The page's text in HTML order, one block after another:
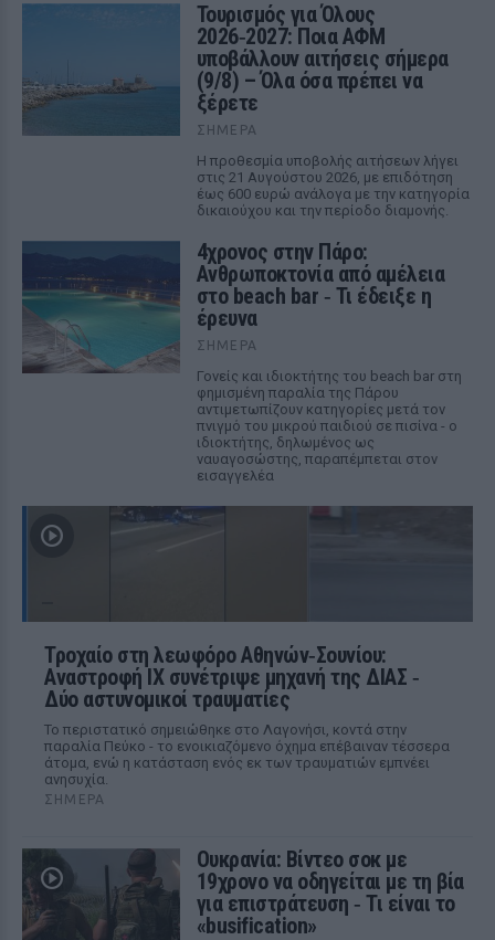
Τουρισμός για Όλους
2026‑2027: Ποια ΑΦΜ
υποβάλλουν αιτήσεις σήμερα
(9/8) – Όλα όσα πρέπει να
ξέρετε
ΣΉΜΕΡΑ
Η προθεσμία υποβολής αιτήσεων λήγει
στις 21 Αυγούστου 2026, με επιδότηση
έως 600 ευρώ ανάλογα με την κατηγορία
δικαιούχου και την περίοδο διαμονής.
4χρονος στην Πάρο:
Ανθρωποκτονία από αμέλεια
στο beach bar ‑ Τι έδειξε η
έρευνα
ΣΉΜΕΡΑ
Γονείς και ιδιοκτήτης του beach bar στη
φημισμένη παραλία της Πάρου
αντιμετωπίζουν κατηγορίες μετά τον
πνιγμό του μικρού παιδιού σε πισίνα - ο
ιδιοκτήτης, δηλωμένος ως
ναυαγοσώστης, παραπέμπεται στον
εισαγγελέα
Τροχαίο στη λεωφόρο Αθηνών‑Σουνίου:
Αναστροφή ΙΧ συνέτριψε μηχανή της ΔΙΑΣ ‑
Δύο αστυνομικοί τραυματίες
Το περιστατικό σημειώθηκε στο Λαγονήσι, κοντά στην
παραλία Πεύκο - το ενοικιαζόμενο όχημα επέβαιναν τέσσερα
άτομα, ενώ η κατάσταση ενός εκ των τραυματιών εμπνέει
ανησυχία.
ΣΉΜΕΡΑ
Ουκρανία: Βίντεο σοκ με
19χρονο να οδηγείται με τη βία
για επιστράτευση ‑ Τι είναι το
«busification»